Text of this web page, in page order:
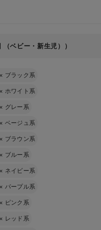
ベビー・新生児））
× ブラック系
× ホワイト系
× グレー系
× ベージュ系
× ブラウン系
× ブルー系
× ネイビー系
× パープル系
× ピンク系
× レッド系